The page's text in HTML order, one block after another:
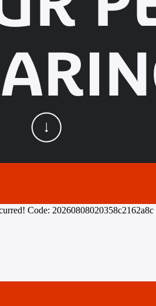
Code: 20260808020358c2162a8c